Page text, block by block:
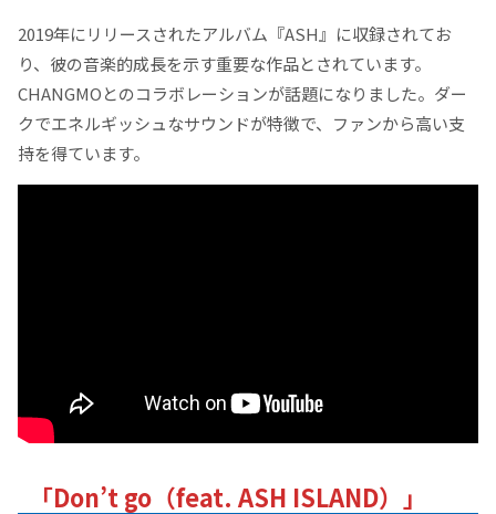
2019年にリリースされたアルバム『ASH』に収録されてお
り、彼の音楽的成長を示す重要な作品とされています。
CHANGMOとのコラボレーションが話題になりました。ダー
クでエネルギッシュなサウンドが特徴で、ファンから高い支
持を得ています。
「Don’t go（feat. ASH ISLAND）」